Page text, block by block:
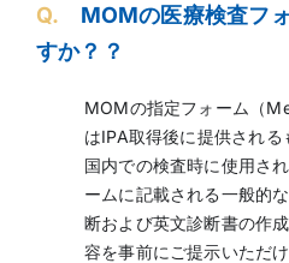
Q. MOMの医療検査フ
すか？？
MOMの指定フォーム（
はIPA取得後に提供され
国内での検査時に使用さ
ームに記載される一般的
断および英文診断書の作
容を事前にご提示いただ